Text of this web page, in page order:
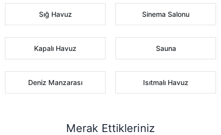
Sığ Havuz Sinema Salonu
Kapalı Havuz Sauna
Deniz Manzarası Isıtmalı Havuz
Merak Ettikleriniz